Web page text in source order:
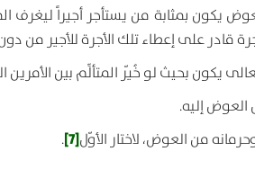
يكون بمثابة من يستأجر أجيراً
قادر على إعطاء تلك الأجرة للأجير من
العوض إليه.
من العوض، لاختار الأوّل[7]
.